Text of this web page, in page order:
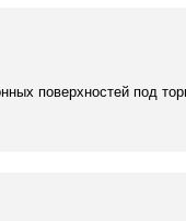
поверхностей под